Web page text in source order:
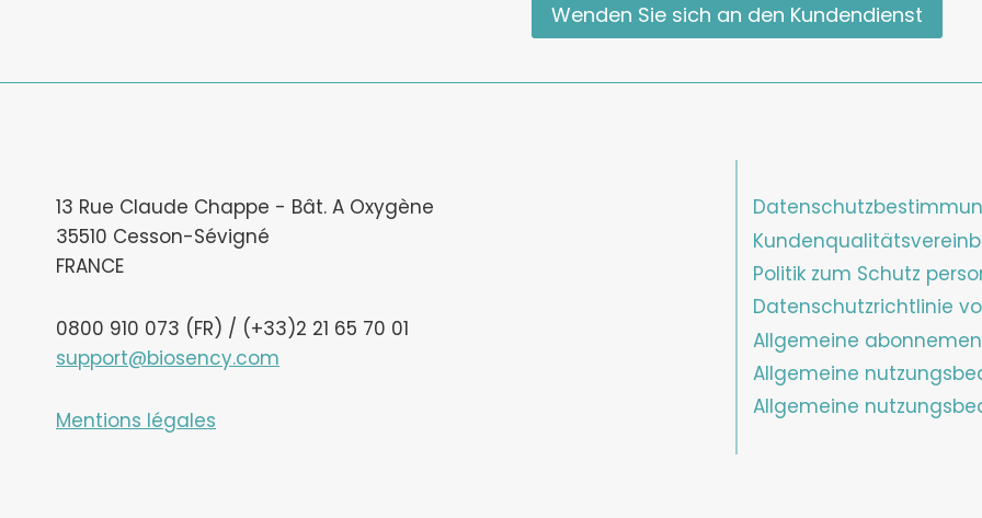
Wenden Sie sich an den Kundendienst
13 Rue Claude Chappe - Bât. A Oxygène
35510 Cesson-Sévigné
FRANCE
0800 910 073 (FR) / (+33)2 21 65 70 01
support@biosency.com
Mentions légales
Politik zum Schutz
Datenschutzrichtlinie
Allgemeine
Allgemeine
Allgemeine